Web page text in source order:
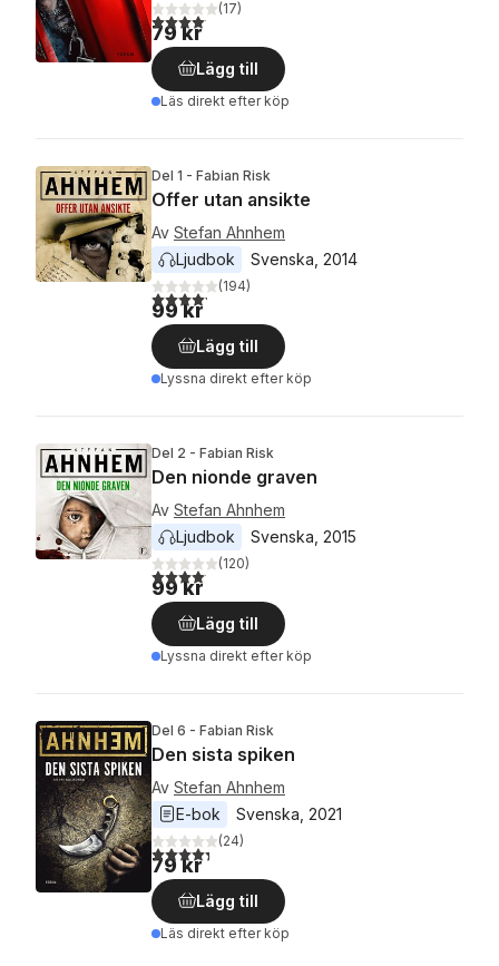
4,1utav 5 stjärnor. Totalt antal röster:
(17)
79 kr
Lägg till
Läs direkt efter köp
Del 1 - Fabian Risk
Offer utan ansikte
Av Stefan Ahnhem
Ljudbok
Svenska 2014
4,2utav 5 stjärnor. Totalt antal röster:
(194)
99 kr
Lägg till
Lyssna direkt efter köp
Del 2 - Fabian Risk
Den nionde graven
Av Stefan Ahnhem
Ljudbok
Svenska 2015
4,1utav 5 stjärnor. Totalt antal röster:
(120)
99 kr
Lägg till
Lyssna direkt efter köp
Del 6 - Fabian Risk
Den sista spiken
Av Stefan Ahnhem
E-bok
Svenska 2021
4,3utav 5 stjärnor. Totalt antal röster:
(24)
79 kr
Lägg till
Läs direkt efter köp